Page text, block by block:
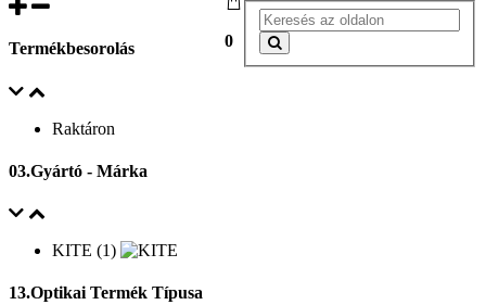
0
Termékbesorolás
Raktáron
03.Gyártó - Márka
KITE (1)
13.Optikai Termék Típusa